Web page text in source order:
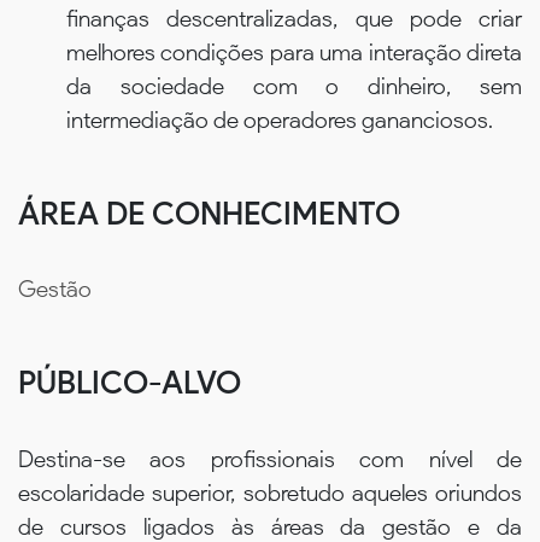
finanças descentralizadas, que pode criar
melhores condições para uma interação direta
da sociedade com o dinheiro, sem
intermediação de operadores gananciosos.
ÁREA DE CONHECIMENTO
Gestão
PÚBLICO-ALVO
Destina-se aos profissionais com nível de
escolaridade superior, sobretudo aqueles oriundos
de cursos ligados às áreas da gestão e da